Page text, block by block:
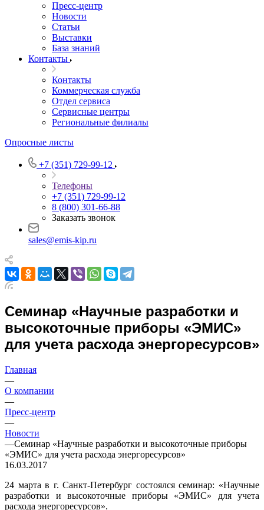
Пресс-центр
Новости
Статьи
Выставки
База знаний
Контакты
Контакты
Коммерческая служба
Отдел сервиса
Сервисные центры
Региональные филиалы
Опросные листы
+7 (351) 729-99-12
Телефоны
+7 (351) 729-99-12
8 (800) 301-66-88
Заказать звонок
sales@emis-kip.ru
Семинар «Научные разработки и
высокоточные приборы «ЭМИС»
для учета расхода энергоресурсов»
Главная
—
О компании
—
Пресс-центр
—
Новости
—Семинар «Научные разработки и высокоточные приборы
«ЭМИС» для учета расхода энергоресурсов»
16.03.2017
24 марта в г. Санкт-Петербург состоялся семинар: «Научные
разработки и высокоточные приборы «ЭМИС» для учета
расхода энергоресурсов».